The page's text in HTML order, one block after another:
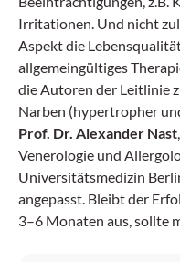
Irritationen. Und nicht
Aspekt die
allgemeingültiges
die Autoren der Leitlinie
Narben (hypertropher
Prof. Dr. Alexander Nast
Venerologie und
Universitätsmedizin
angepasst. Bleibt der
3–6 Monaten aus, sollte